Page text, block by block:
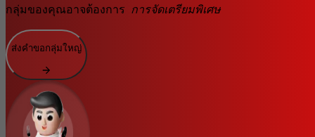
กลุ่มของคุณอาจต้องการ การจัดเตรียมพิเศษ
ส่งคำขอกลุ่มใหญ่